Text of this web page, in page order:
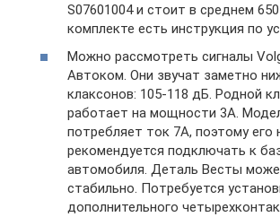
S07601004 и стоит в среднем
комплекте есть инструкция по
Можно рассмотреть сигналы
Автоком. Они звучат заметно
клаксонов: 105-118 дБ. Родной
работает на мощности 3А.
потребляет ток 7А, поэтому его
рекомендуется подключать к
автомобиля. Деталь Весты
стабильно. Потребуется
дополнительного